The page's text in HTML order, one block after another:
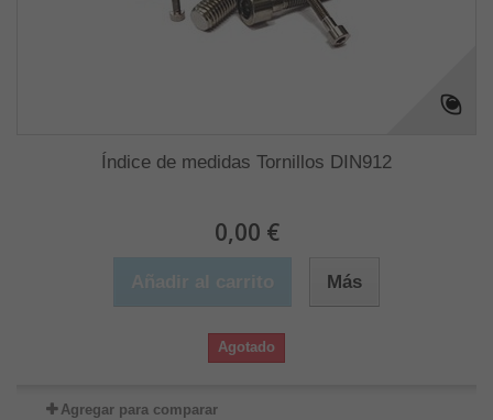
Índice de medidas Tornillos DIN912
0,00 €
Más
Agotado
Agregar para comparar